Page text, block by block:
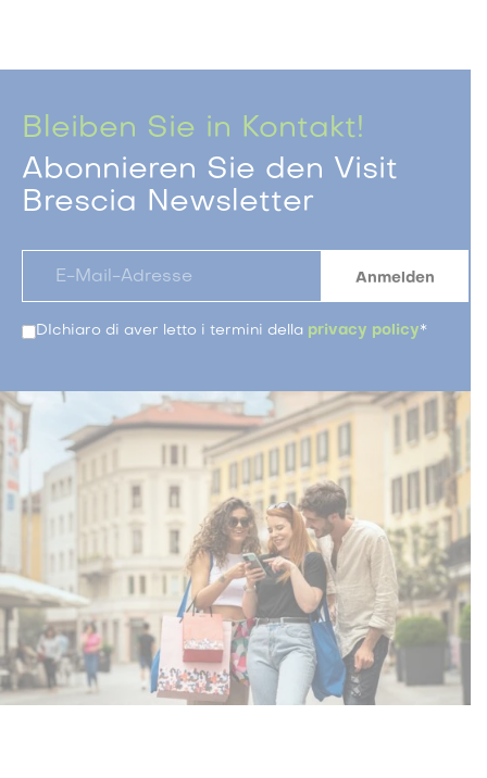
Bleiben Sie in Kontakt!
Abonnieren Sie den Visit
Brescia Newsletter
DIchiaro di aver letto i termini della privacy policy*